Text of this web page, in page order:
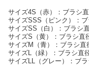
サイズ4S（赤）：ブラシ
サイズSSS（ピンク）：
サイズSS（白）：ブラシ
サイズS（黄）：ブラシ
サイズM（青）：ブラシ
サイズL（緑）：ブラシ
サイズLL（グレー）：ブ